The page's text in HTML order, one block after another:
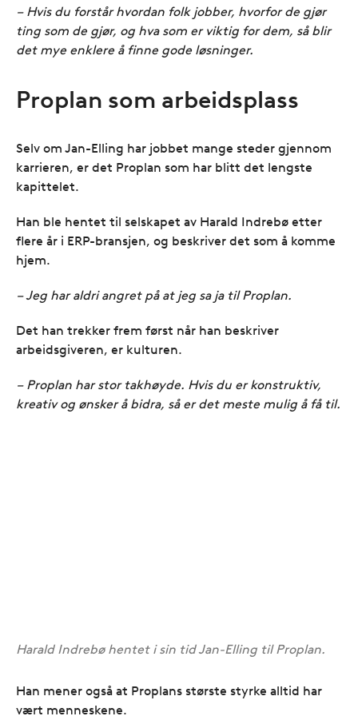
– Hvis du forstår hvordan folk jobber, hvorfor de gjør
ting som de gjør, og hva som er viktig for dem, så blir
det mye enklere å finne gode løsninger.
Proplan som arbeidsplass
Selv om Jan-Elling har jobbet mange steder gjennom
karrieren, er det Proplan som har blitt det lengste
kapittelet.
Han ble hentet til selskapet av Harald Indrebø etter
flere år i ERP-bransjen, og beskriver det som å komme
hjem.
– Jeg har aldri angret på at jeg sa ja til Proplan.
Det han trekker frem først når han beskriver
arbeidsgiveren, er kulturen.
– Proplan har stor takhøyde. Hvis du er konstruktiv,
kreativ og ønsker å bidra, så er det meste mulig å få til.
Harald Indrebø hentet i sin tid Jan-Elling til Proplan.
Han mener også at Proplans største styrke alltid har
vært menneskene.